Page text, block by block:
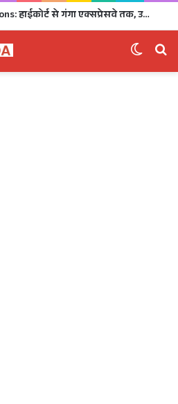
Dhami Cabinet Decisions: हाईकोर्ट से गंगा एक्सप्रेसवे तक, उत्तराखंड कैबिनेट के बड़े फैसले Click